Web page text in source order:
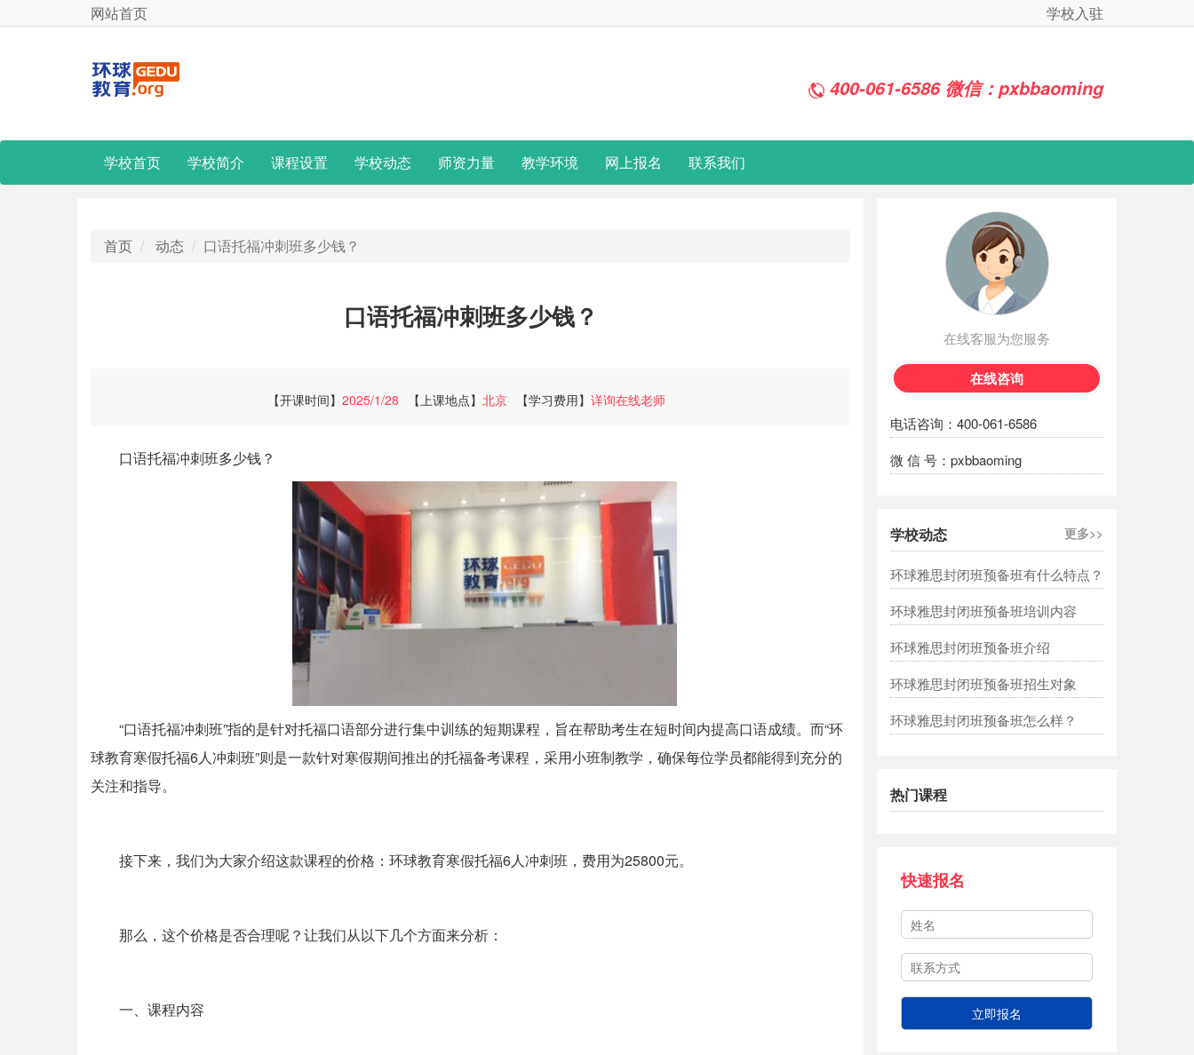
网站首页 学校入驻
400-061-6586 微信：pxbbaoming
学校首页 学校简介 课程设置 学校动态 师资力量 教学环境 网上报名 联系我们
首页 动态 口语托福冲刺班多少钱？
口语托福冲刺班多少钱？
【开课时间】 2025/1/28 【上课地点】 北京 【学习费用】 详询在线老师
口语托福冲刺班多少钱？
“口语托福冲刺班”指的是针对托福口语部分进行集中训练的短期课程，旨在帮助考生在短时间内提高口语成绩。而“环
球教育寒假托福6人冲刺班”则是一款针对寒假期间推出的托福备考课程，采用小班制教学，确保每位学员都能得到充分的
关注和指导。
接下来，我们为大家介绍这款课程的价格：环球教育寒假托福6人冲刺班，费用为25800元。
那么，这个价格是否合理呢？让我们从以下几个方面来分析：
一、课程内容
在线客服为您服务
在线咨询
电话咨询：400-061-6586
微 信 号：pxbbaoming
学校动态 更多>>
环球雅思封闭班预备班有什么特点？
环球雅思封闭班预备班培训内容
环球雅思封闭班预备班介绍
环球雅思封闭班预备班招生对象
环球雅思封闭班预备班怎么样？
热门课程
快速报名